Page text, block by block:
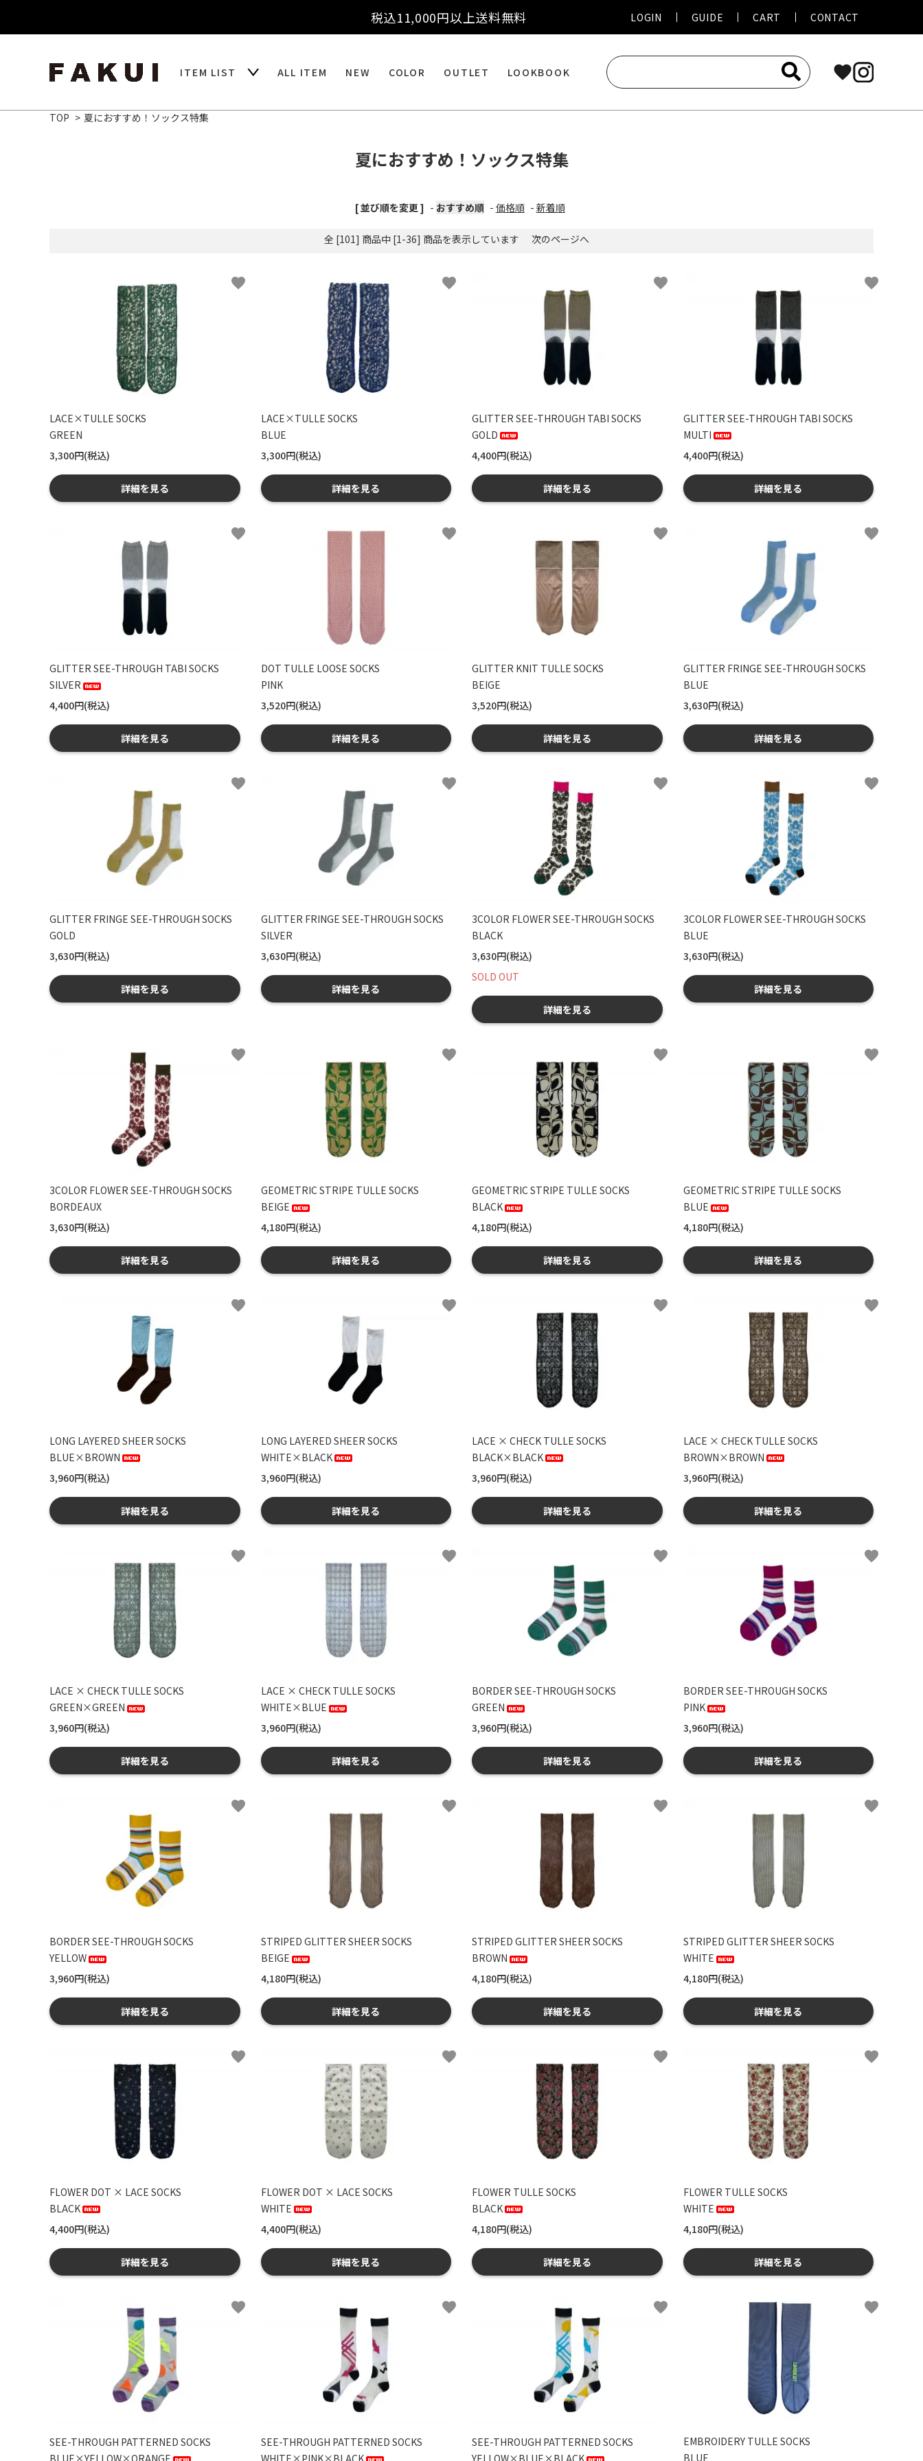
税込11,000円以上送料無料 LOGIN GUIDE CART CONTACT
ITEM LIST ALL ITEM NEW COLOR OUTLET LOOKBOOK favorite
TOP > 夏におすすめ！ソックス特集
夏におすすめ！ソックス特集
[ 並び順を変更 ] - おすすめ順 - 価格順 - 新着順
全 [101] 商品中 [1-36] 商品を表示しています 次のページへ
LACE×TULLE SOCKS
GREEN
3,300円(税込)
詳細を見る
favorite
LACE×TULLE SOCKS
BLUE
3,300円(税込)
詳細を見る
favorite
GLITTER SEE-THROUGH TABI SOCKS
GOLD
4,400円(税込)
詳細を見る
favorite
GLITTER SEE-THROUGH TABI SOCKS
MULTI
4,400円(税込)
詳細を見る
favorite
GLITTER SEE-THROUGH TABI SOCKS
SILVER
4,400円(税込)
詳細を見る
favorite
DOT TULLE LOOSE SOCKS
PINK
3,520円(税込)
詳細を見る
favorite
GLITTER KNIT TULLE SOCKS
BEIGE
3,520円(税込)
詳細を見る
favorite
GLITTER FRINGE SEE-THROUGH SOCKS
BLUE
3,630円(税込)
詳細を見る
favorite
GLITTER FRINGE SEE-THROUGH SOCKS
GOLD
3,630円(税込)
詳細を見る
favorite
GLITTER FRINGE SEE-THROUGH SOCKS
SILVER
3,630円(税込)
詳細を見る
favorite
3COLOR FLOWER SEE-THROUGH SOCKS
BLACK
3,630円(税込)
SOLD OUT
詳細を見る
favorite
3COLOR FLOWER SEE-THROUGH SOCKS
BLUE
3,630円(税込)
詳細を見る
favorite
3COLOR FLOWER SEE-THROUGH SOCKS
BORDEAUX
3,630円(税込)
詳細を見る
favorite
GEOMETRIC STRIPE TULLE SOCKS
BEIGE
4,180円(税込)
詳細を見る
favorite
GEOMETRIC STRIPE TULLE SOCKS
BLACK
4,180円(税込)
詳細を見る
favorite
GEOMETRIC STRIPE TULLE SOCKS
BLUE
4,180円(税込)
詳細を見る
favorite
LONG LAYERED SHEER SOCKS
BLUE×BROWN
3,960円(税込)
詳細を見る
favorite
LONG LAYERED SHEER SOCKS
WHITE×BLACK
3,960円(税込)
詳細を見る
favorite
LACE × CHECK TULLE SOCKS
BLACK×BLACK
3,960円(税込)
詳細を見る
favorite
LACE × CHECK TULLE SOCKS
BROWN×BROWN
3,960円(税込)
詳細を見る
favorite
LACE × CHECK TULLE SOCKS
GREEN×GREEN
3,960円(税込)
詳細を見る
favorite
LACE × CHECK TULLE SOCKS
WHITE×BLUE
3,960円(税込)
詳細を見る
favorite
BORDER SEE-THROUGH SOCKS
GREEN
3,960円(税込)
詳細を見る
favorite
BORDER SEE-THROUGH SOCKS
PINK
3,960円(税込)
詳細を見る
favorite
BORDER SEE-THROUGH SOCKS
YELLOW
3,960円(税込)
詳細を見る
favorite
STRIPED GLITTER SHEER SOCKS
BEIGE
4,180円(税込)
詳細を見る
favorite
STRIPED GLITTER SHEER SOCKS
BROWN
4,180円(税込)
詳細を見る
favorite
STRIPED GLITTER SHEER SOCKS
WHITE
4,180円(税込)
詳細を見る
favorite
FLOWER DOT × LACE SOCKS
BLACK
4,400円(税込)
詳細を見る
favorite
FLOWER DOT × LACE SOCKS
WHITE
4,400円(税込)
詳細を見る
favorite
FLOWER TULLE SOCKS
BLACK
4,180円(税込)
詳細を見る
favorite
FLOWER TULLE SOCKS
WHITE
4,180円(税込)
詳細を見る
favorite
SEE-THROUGH PATTERNED SOCKS
favorite
SEE-THROUGH PATTERNED SOCKS
favorite
SEE-THROUGH PATTERNED SOCKS
favorite
EMBROIDERY TULLE SOCKS
BLUE
favorite